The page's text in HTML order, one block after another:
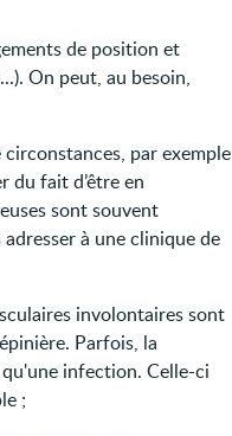
de position et
On peut, au besoin,
par exemple
du fait d’être en
sont souvent
à une clinique de
involontaires sont
Parfois, la
infection. Celle-ci
;